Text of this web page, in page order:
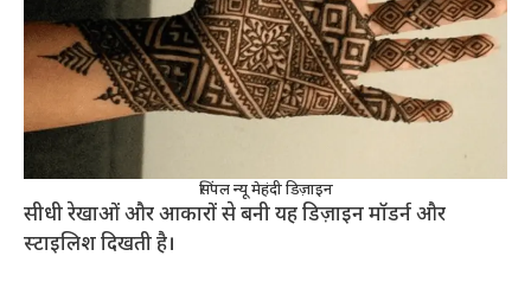
सिंपल न्यू मेहंदी डिज़ाइन
सीधी रेखाओं और आकारों से बनी यह डिज़ाइन मॉडर्न और
स्टाइलिश दिखती है।